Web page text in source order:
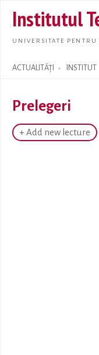
Institutul
UNIVERSITATE
ACTUALITĂȚI INSTITUT
Search form
Prelegeri
+ Add new lecture